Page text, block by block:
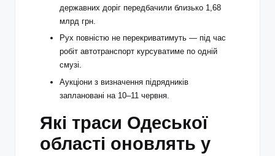
державних доріг передбачили близько 1,68
млрд грн.
Рух повністю не перекриватимуть — під час
робіт автотранспорт курсуватиме по одній
смузі.
Аукціони з визначення підрядників
заплановані на 10–11 червня.
Які траси Одеської
області оновлять у